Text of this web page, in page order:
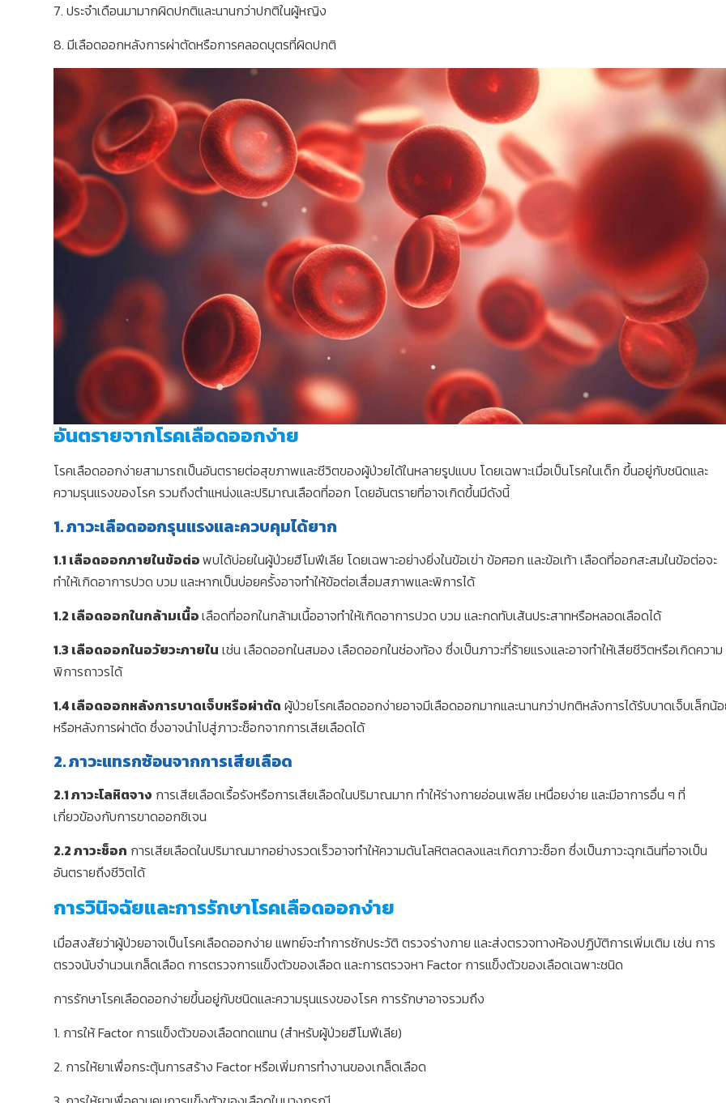
7. ประจำเดือนมามากผิดปกติและนานกว่าปกติในผู้หญิง
8. มีเลือดออกหลังการผ่าตัดหรือการคลอดบุตรที่ผิดปกติ
อันตรายจากโรคเลือดออกง่าย
โรคเลือดออกง่ายสามารถเป็นอันตรายต่อสุขภาพและชีวิตของผู้ป่วยได้ในหลายรูปแบบ โดยเฉพาะเมื่อเป็นโรคในเด็ก ขึ้นอยู่กับชนิดและ
ความรุนแรงของโรค รวมถึงตำแหน่งและปริมาณเลือดที่ออก โดยอันตรายที่อาจเกิดขึ้นมีดังนี้
1. ภาวะเลือดออกรุนแรงและควบคุมได้ยาก
1.1 เลือดออกภายในข้อต่อพบได้บ่อยในผู้ป่วยฮีโมฟีเลีย โดยเฉพาะอย่างยิ่งในข้อเข่า ข้อศอก และข้อเท้า เลือดที่ออกสะสมในข้อต่อจะ
ทำให้เกิดอาการปวด บวม และหากเป็นบ่อยครั้งอาจทำให้ข้อต่อเสื่อมสภาพและพิการได้
1.2 เลือดออกในกล้ามเนื้อเลือดที่ออกในกล้ามเนื้ออาจทำให้เกิดอาการปวด บวม และกดทับเส้นประสาทหรือหลอดเลือดได้
1.3 เลือดออกในอวัยวะภายใน เช่น เลือดออกในสมอง เลือดออกในช่องท้อง ซึ่งเป็นภาวะที่ร้ายแรงและอาจทำให้เสียชีวิตหรือเกิดความ
พิการถาวรได้
1.4 เลือดออกหลังการบาดเจ็บหรือผ่าตัด ผู้ป่วยโรคเลือดออกง่ายอาจมีเลือดออกมากและนานกว่าปกติหลังการได้รับบาดเจ็บเล็กน้
หรือหลังการผ่าตัด ซึ่งอาจนำไปสู่ภาวะช็อกจากการเสียเลือดได้
2. ภาวะแทรกซ้อนจากการเสียเลือด
2.1 ภาวะโลหิตจาง การเสียเลือดเรื้อรังหรือการเสียเลือดในปริมาณมาก ทำให้ร่างกายอ่อนเพลีย เหนื่อยง่าย และมีอาการอื่น ๆ ที่
เกี่ยวข้องกับการขาดออกซิเจน
2.2 ภาวะช็อก การเสียเลือดในปริมาณมากอย่างรวดเร็วอาจทำให้ความดันโลหิตลดลงและเกิดภาวะช็อก ซึ่งเป็นภาวะฉุกเฉินที่อาจเป็น
อันตรายถึงชีวิตได้
การวินิจฉัยและการรักษาโรคเลือดออกง่าย
เมื่อสงสัยว่าผู้ป่วยอาจเป็นโรคเลือดออกง่าย แพทย์จะทำการซักประวัติ ตรวจร่างกาย และส่งตรวจทางห้องปฏิบัติการเพิ่มเติม เช่น การ
ตรวจนับจำนวนเกล็ดเลือด การตรวจการแข็งตัวของเลือด และการตรวจหา Factor การแข็งตัวของเลือดเฉพาะชนิด
การรักษาโรคเลือดออกง่ายขึ้นอยู่กับชนิดและความรุนแรงของโรค การรักษาอาจรวมถึง
1. การให้ Factor การแข็งตัวของเลือดทดแทน (สำหรับผู้ป่วยฮีโมฟีเลีย)
2. การให้ยาเพื่อกระตุ้นการสร้าง Factor หรือเพิ่มการทำงานของเกล็ดเลือด